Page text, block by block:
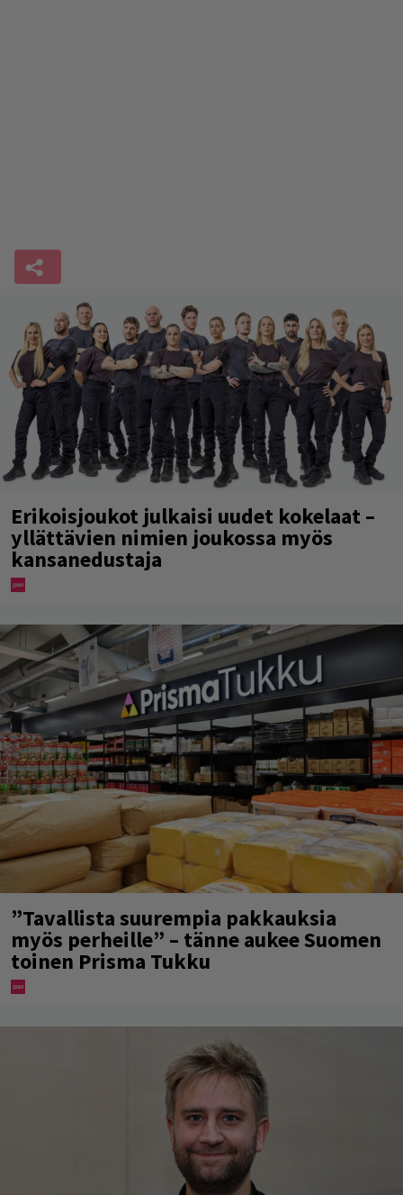
Erikoisjoukot julkaisi uudet kokelaat –
yllättävien nimien joukossa myös
kansanedustaja
”Tavallista suurempia pakkauksia
myös perheille” – tänne aukee Suomen
toinen Prisma Tukku